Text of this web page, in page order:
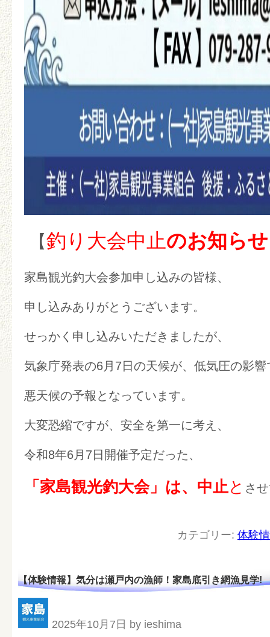
【釣り大会中止のお知らせ
家島観光釣大会参加申し込みの皆様、
申し込みありがとうございます。
せっかく申し込みいただきましたが、
気象庁発表の6月7日の天候が、低気圧の影響
悪天候の予報となっています。
大変恐縮ですが、安全を第一に考え、
令和8年6月7日開催予定だった、
「家島観光釣大会」は、中止と さ
カテゴリー: 体験
【体験情報】気分は瀬戸内の漁師！家島底引き網漁見学!
2025年10月7日 by ieshima